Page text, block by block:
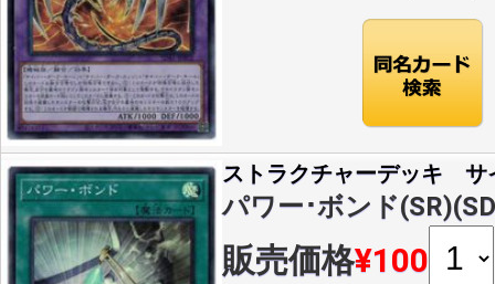
ストラクチャーデッキ サ
パワー･ボンド
販売価格¥100